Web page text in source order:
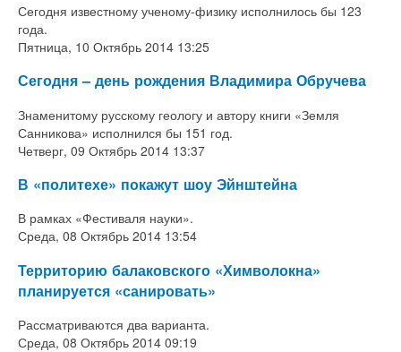
Сегодня известному ученому-физику исполнилось бы 123
года.
Пятница, 10 Октябрь 2014 13:25
Сегодня – день рождения Владимира Обручева
Знаменитому русскому геологу и автору книги «Земля
Санникова» исполнился бы 151 год.
Четверг, 09 Октябрь 2014 13:37
В «политехе» покажут шоу Эйнштейна
В рамках «Фестиваля науки».
Среда, 08 Октябрь 2014 13:54
Территорию балаковского «Химволокна»
планируется «санировать»
Рассматриваются два варианта.
Среда, 08 Октябрь 2014 09:19